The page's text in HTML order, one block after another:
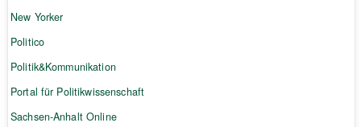
New Yorker
Politico
Politik&Kommunikation
Portal für Politikwissenschaft
Sachsen-Anhalt Online